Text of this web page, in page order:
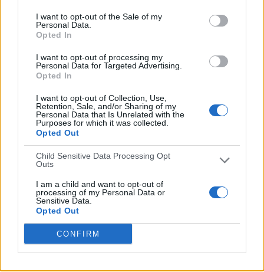
I want to opt-out of the Sale of my
Personal Data.
Opted In
I want to opt-out of processing my
Personal Data for Targeted Advertising.
Opted In
I want to opt-out of Collection, Use,
Retention, Sale, and/or Sharing of my
Personal Data that Is Unrelated with the
Purposes for which it was collected.
Opted Out
Child Sensitive Data Processing Opt
Outs
I am a child and want to opt-out of
processing of my Personal Data or
Sensitive Data.
Opted Out
CONFIRM
DÍAS
2700
GRATUÍTO
MEDIA
1
PARTIDO
1 Canales de pago
0 Canales en abierto
0%
TOTAL
TOTAL
Ranking equipos por nº de partidos